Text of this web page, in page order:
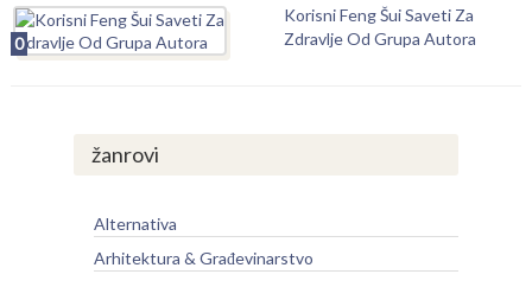
0
Korisni Feng Šui Saveti Za
Zdravlje Od Grupa Autora
žanrovi
Alternativa
Arhitektura & Građevinarstvo